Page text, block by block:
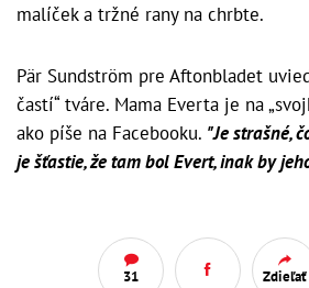
malíček a tržné rany na chrbte.
Pär Sundström pre Aftonbladet
častí“ tváre. Mama Everta je na
ako píše na Facebooku. "Je strašné,
je šťastie, že tam bol Evert, inak by
31 Zdieľať